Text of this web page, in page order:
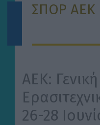
ΣΠΟΡ ΑΕΚ
ΑΕΚ:
26-28